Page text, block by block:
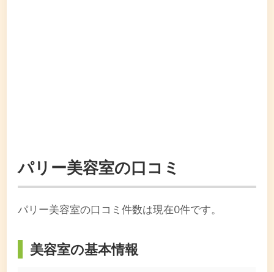
パリー美容室の口コミ
パリー美容室の口コミ件数は現在0件です。
美容室の基本情報